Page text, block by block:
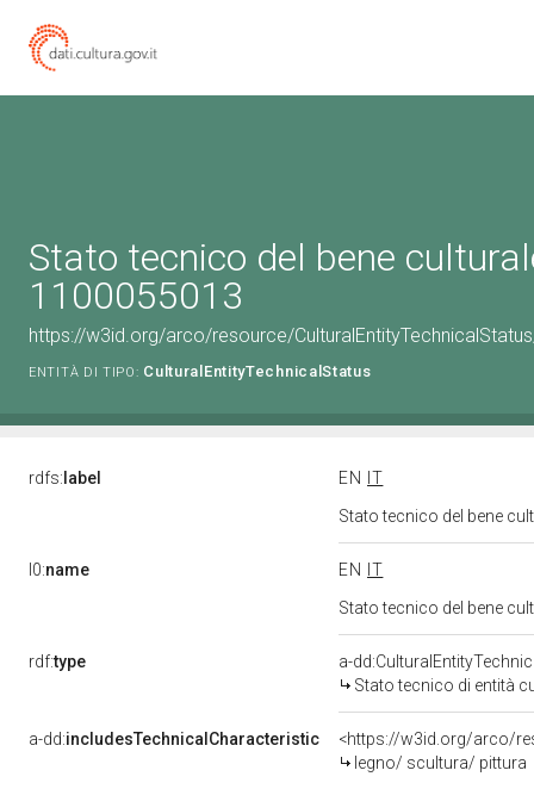
Stato tecnico del bene
1100055013
https://w3id.org/arco/resource/
ENTITÀ DI TIPO: CulturalEntityTechnicalStatus
rdfs: label EN
IT
Stato tecnico del bene
l0:name EN
IT
Stato tecnico del bene
rdf:type
a-
Stato tecnico di entità
a-dd:includesTechnicalCharacteristic
<https://w3id.org/arco/
legno/ scultura/ pittura